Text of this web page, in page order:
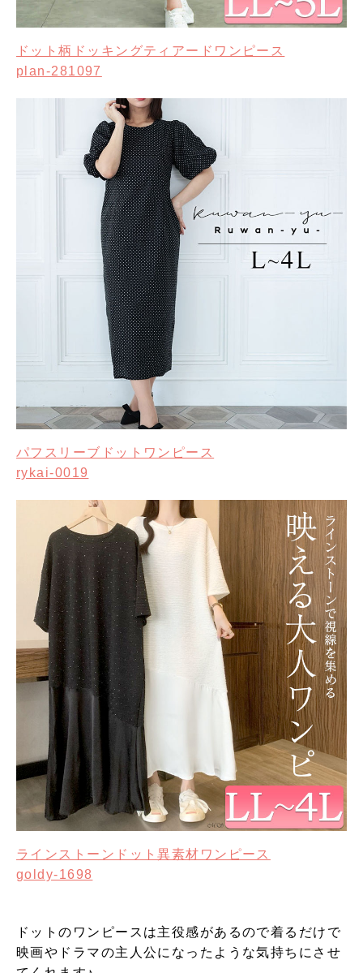
ドット柄ドッキングティアードワンピース
plan-281097
パフスリーブドットワンピース
rykai-0019
ラインストーンドット異素材ワンピース
goldy-1698
ドットのワンピースは主役感があるので着るだけで
映画やドラマの主人公になったような気持ちにさせ